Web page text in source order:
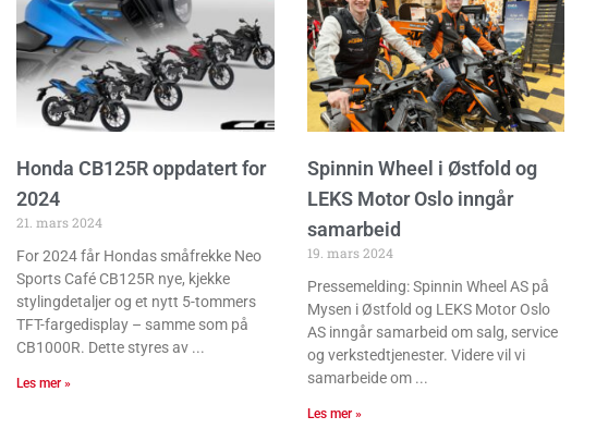
Honda CB125R oppdatert for
2024
21. mars 2024
For 2024 får Hondas småfrekke Neo
Sports Café CB125R nye, kjekke
stylingdetaljer og et nytt 5-tommers
TFT-fargedisplay – samme som på
CB1000R. Dette styres av
Les mer »
Spinnin Wheel i Østfold og
LEKS Motor Oslo inngår
samarbeid
19. mars 2024
Pressemelding: Spinnin Wheel AS på
Mysen i Østfold og LEKS Motor Oslo
AS inngår samarbeid om salg, service
og verkstedtjenester. Videre vil vi
samarbeide om
Les mer »